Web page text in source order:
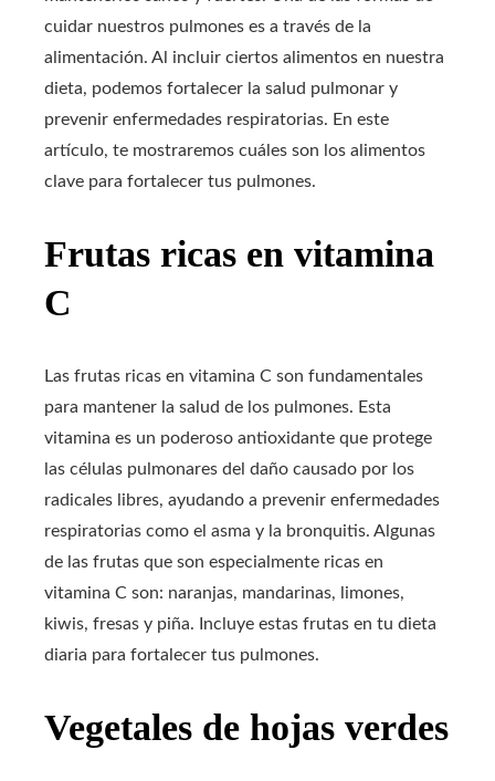
cuidar nuestros pulmones es a través de la
alimentación. Al incluir ciertos alimentos en nuestra
dieta, podemos fortalecer la salud pulmonar y
prevenir enfermedades respiratorias. En este
artículo, te mostraremos cuáles son los alimentos
clave para fortalecer tus pulmones.
Frutas ricas en vitamina
C
Las frutas ricas en vitamina C son fundamentales
para mantener la salud de los pulmones. Esta
vitamina es un poderoso antioxidante que protege
las células pulmonares del daño causado por los
radicales libres, ayudando a prevenir enfermedades
respiratorias como el asma y la bronquitis. Algunas
de las frutas que son especialmente ricas en
vitamina C son: naranjas, mandarinas, limones,
kiwis, fresas y piña. Incluye estas frutas en tu dieta
diaria para fortalecer tus pulmones.
Vegetales de hojas verdes